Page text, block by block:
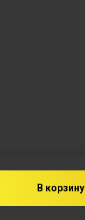
В корзину